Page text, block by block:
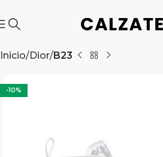
Inicio Dior B23
-10%